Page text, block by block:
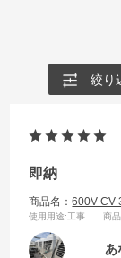
絞り
即納
商品名：600V CV
使用用途:工事 商
あ